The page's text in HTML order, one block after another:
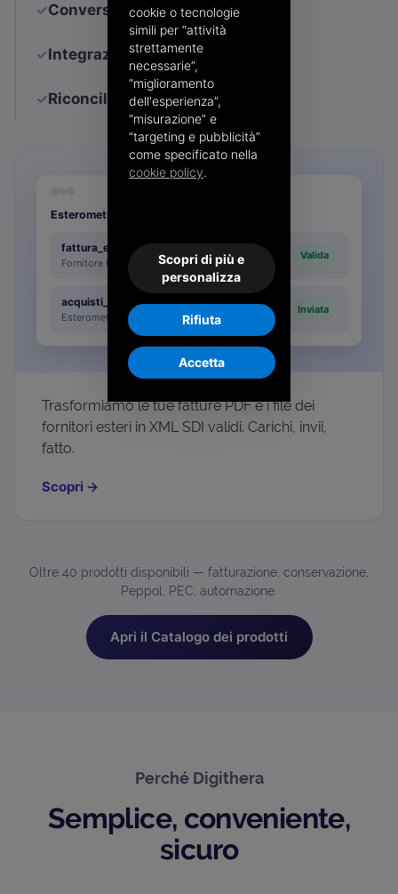
✓Conversione tra formati
✓Integrazione con gli ERP
✓Riconciliazione pagamenti
Esterometro Smart
fattura_estera.pdf → XML SDI
Fornitore UE
Valida
acquisti_2026.csv → XML
Esterometro
Inviata
Trasformiamo le tue fatture PDF e i file dei
fornitori esteri in XML SDI validi. Carichi, invii,
fatto.
Scopri →
Oltre 40 prodotti disponibili — fatturazione, conservazione,
Peppol, PEC, automazione.
Apri il Catalogo dei prodotti
Perché Digithera
Semplice, conveniente,
sicuro
cookie o tecnologie
simili per “attività
strettamente
necessarie”,
“miglioramento
dell'esperienza”,
“misurazione” e
“targeting e pubblicità”
come specificato nella
cookie policy.
Scopri di più e
personalizza
Rifiuta
Accetta